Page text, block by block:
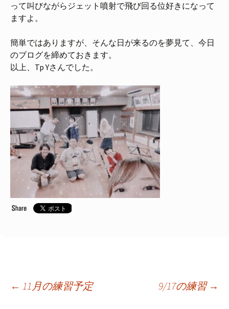
って叫びながらジェット噴射で飛び回る位好きになって
ますよ。
簡単ではありますが、そんな日が来るのを夢見て、今日
のブログを締めておきます。
以上、Tp Yさんでした。
投
← 11月の練習予定 9/17の練習 →